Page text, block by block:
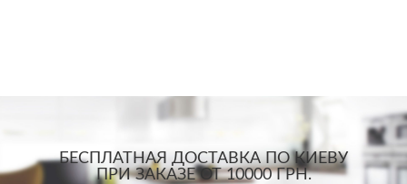
БЕСПЛАТНАЯ ДОСТАВКА ПО КИЕВУ
ПРИ ЗАКАЗЕ ОТ 10000 ГРН.